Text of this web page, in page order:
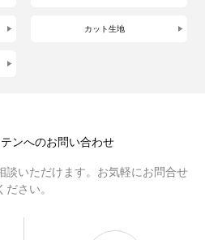
カット生地
ンへのお問い合わせ
談いただけます。お気軽にお問合せ
ださい。